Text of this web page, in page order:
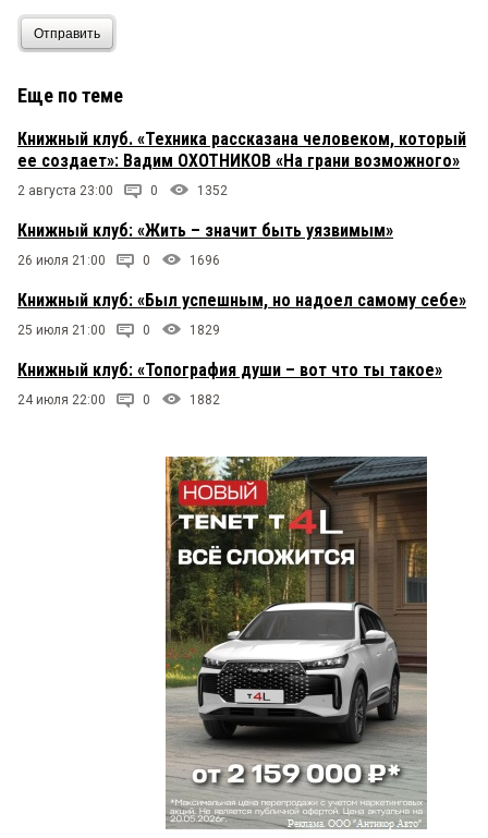
Отправить
Еще по теме
Книжный клуб. «Техника рассказана человеком, который
ее создает»: Вадим ОХОТНИКОВ «На грани возможного»
2 августа 23:00 0 1352
Книжный клуб: «Жить – значит быть уязвимым»
26 июля 21:00 0 1696
Книжный клуб: «Был успешным, но надоел самому себе»
25 июля 21:00 0 1829
Книжный клуб: «Топография души – вот что ты такое»
24 июля 22:00 0 1882